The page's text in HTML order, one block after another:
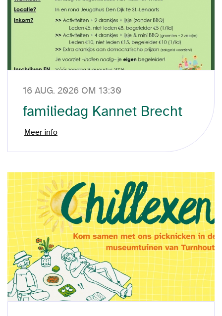
16 AUG. 2026 OM 13:30
familiedag Kannet Brecht
Meer info